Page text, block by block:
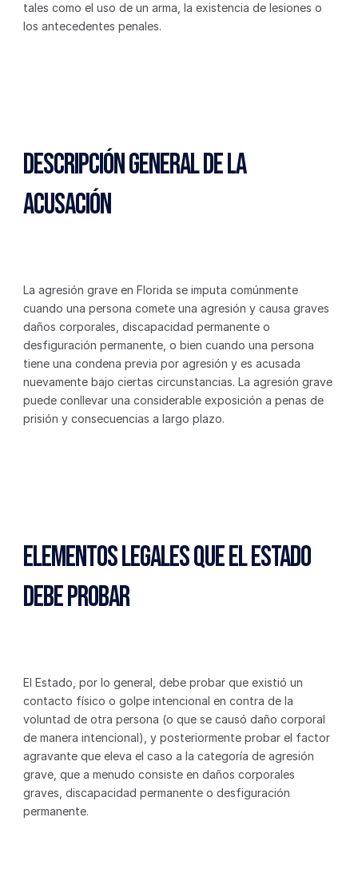
tales como el uso de un arma, la existencia de lesiones o
los antecedentes penales.
Descripción General de la
Acusación
La agresión grave en Florida se imputa comúnmente
cuando una persona comete una agresión y causa graves
daños corporales, discapacidad permanente o
desfiguración permanente, o bien cuando una persona
tiene una condena previa por agresión y es acusada
nuevamente bajo ciertas circunstancias. La agresión grave
puede conllevar una considerable exposición a penas de
prisión y consecuencias a largo plazo.
Elementos Legales que el Estado
Debe Probar
El Estado, por lo general, debe probar que existió un
contacto físico o golpe intencional en contra de la
voluntad de otra persona (o que se causó daño corporal
de manera intencional), y posteriormente probar el factor
agravante que eleva el caso a la categoría de agresión
grave, que a menudo consiste en daños corporales
graves, discapacidad permanente o desfiguración
permanente.